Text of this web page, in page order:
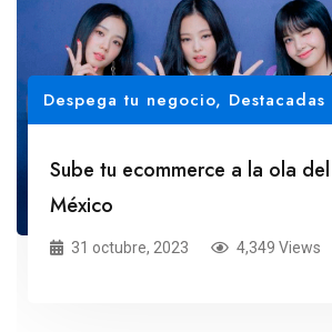
Despega tu negocio, Destacadas
Sube tu ecommerce a la ola
México
31 octubre, 2023 4,349 Views